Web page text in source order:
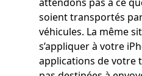
soient transportés
véhicules. La même
s’appliquer à votre
applications de votre